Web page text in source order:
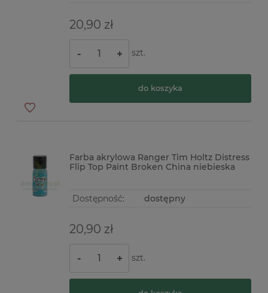
20,90 zł
- + szt.
do koszyka
Farba akrylowa Ranger Tim Holtz Distress
Flip Top Paint Broken China niebieska
Dostępność: dostępny
20,90 zł
- + szt.